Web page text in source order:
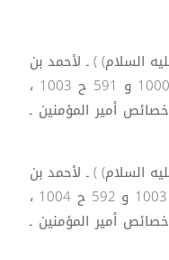
السلام) ) ـ لأحمد بن
حنبل ـ 2 / 589 ح 997 و 590 ح 1000 و 591 ح 1003 ،
5 / 642 ح 3735 ، خصائص أمير المؤمنين ـ
السلام) ) ـ لأحمد بن
حنبل ـ : 2 / 590 ح 999 و 591 ح 1003 و 592 ح 1004 ،
5 / 642 ح 3734 ، خصائص أمير المؤمنين ـ